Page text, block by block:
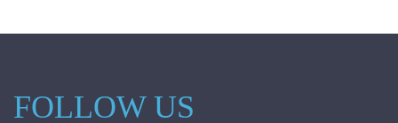
FOLLOW US